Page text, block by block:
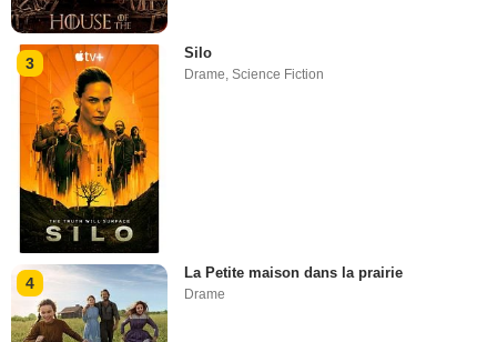
3
Silo
Drame,Science Fiction
4
La Petite maison dans la prairie
Drame